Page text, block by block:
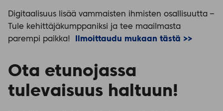
Digitaalisuus lisää vammaisten ihmisten osallisuutta –
Tule kehittäjäkumppaniksi ja tee maailmasta
parempi paikka! Ilmoittaudu mukaan tästä >>
Ota etunojassa
tulevaisuus haltuun!